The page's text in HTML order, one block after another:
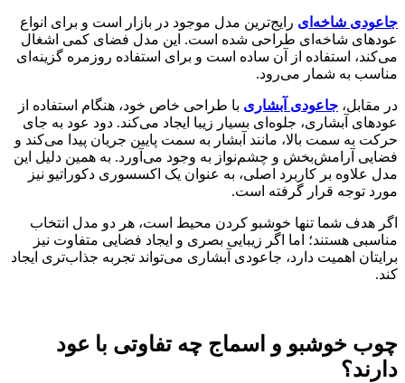
جاعودی شاخه‌ای رایج‌ترین مدل موجود در بازار است و برای انواع
عودهای شاخه‌ای طراحی شده است. این مدل فضای کمی اشغال
می‌کند، استفاده از آن ساده است و برای استفاده روزمره گزینه‌ای
مناسب به شمار می‌رود.
در مقابل، جاعودی آبشاری با طراحی خاص خود، هنگام استفاده از
عودهای آبشاری، جلوه‌ای بسیار زیبا ایجاد می‌کند. دود عود به جای
حرکت به سمت بالا، مانند آبشار به سمت پایین جریان پیدا می‌کند و
فضایی آرامش‌بخش و چشم‌نواز به وجود می‌آورد. به همین دلیل این
مدل علاوه بر کاربرد اصلی، به عنوان یک اکسسوری دکوراتیو نیز
مورد توجه قرار گرفته است.
اگر هدف شما تنها خوشبو کردن محیط است، هر دو مدل انتخاب
مناسبی هستند؛ اما اگر زیبایی بصری و ایجاد فضایی متفاوت نیز
برایتان اهمیت دارد، جاعودی آبشاری می‌تواند تجربه جذاب‌تری ایجاد
کند.
چوب خوشبو و اسماج چه تفاوتی با عود
دارند؟